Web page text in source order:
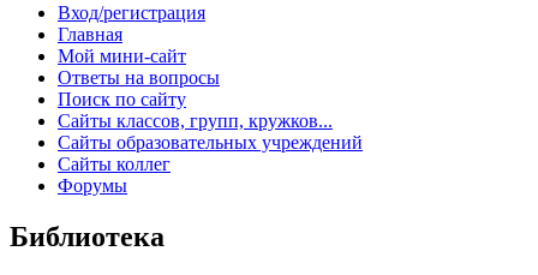
Вход/регистрация
Главная
Мой мини-сайт
Ответы на вопросы
Поиск по сайту
Сайты классов, групп, кружков...
Сайты образовательных учреждений
Сайты коллег
Форумы
Библиотека